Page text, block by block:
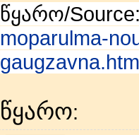
წყარო/
moparulma-
წყარო: